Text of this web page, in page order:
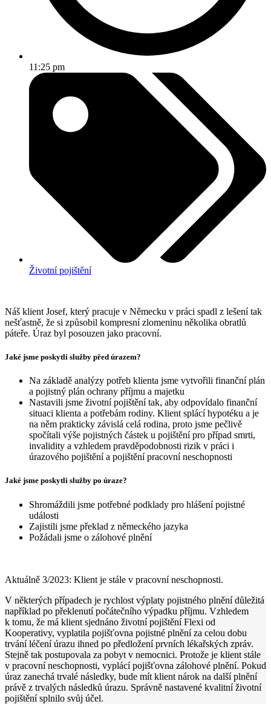
11:25 pm
Životní pojištění
Náš klient Josef, který pracuje v Německu v práci spadl z lešení tak
nešťastně, že si způsobil kompresní zlomeninu několika obratlů
páteře. Úraz byl posouzen jako pracovní.
Jaké jsme poskytli služby před úrazem?
Na základě analýzy potřeb klienta jsme vytvořili finanční plán
a pojistný plán ochrany příjmu a majetku
Nastavili jsme životní pojištění tak, aby odpovídalo finanční
situaci klienta a potřebám rodiny. Klient splácí hypotéku a je
na něm prakticky závislá celá rodina, proto jsme pečlivě
spočítali výše pojistných částek u pojištění pro případ smrti,
invalidity a vzhledem pravděpodobnosti rizik v práci i
úrazového pojištění a pojištění pracovní neschopnosti
Jaké jsme poskytli služby po úraze?
Shromáždili jsme potřebné podklady pro hlášení pojistné
události
Zajistili jsme překlad z německého jazyka
Požádali jsme o zálohové plnění
Aktuálně 3/2023: Klient je stále v pracovní neschopnosti.
V některých případech je rychlost výplaty pojistného plnění důležitá
například po překlenutí počátečního výpadku příjmu. Vzhledem
k tomu, že má klient sjednáno životní pojištění Flexi od
Kooperativy, vyplatila pojišťovna pojistné plnění za celou dobu
trvání léčení úrazu ihned po předložení prvních lékařských zpráv.
Stejně tak postupovala za pobyt v nemocnici. Protože je klient stále
v pracovní neschopnosti, vyplácí pojišťovna zálohové plnění. Pokud
úraz zanechá trvalé následky, bude mít klient nárok na další plnění
právě z trvalých následků úrazu. Správně nastavené kvalitní životní
pojištění splnilo svůj účel.